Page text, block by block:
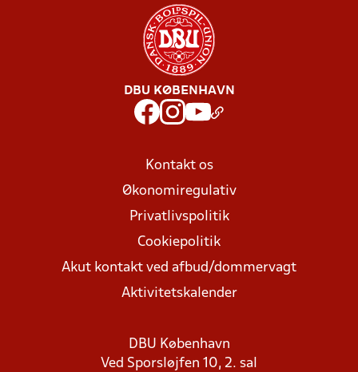
DBU KØBENHAVN
Kontakt os
Økonomiregulativ
Privatlivspolitik
Cookiepolitik
Akut kontakt ved afbud/dommervagt
Aktivitetskalender
DBU København
Ved Sporsløjfen 10, 2. sal